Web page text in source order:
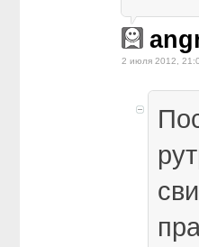
2 июля 2012,